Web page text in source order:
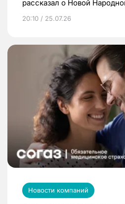
рассказал о Новой
20:10 / 25.07.26
Новости компаний